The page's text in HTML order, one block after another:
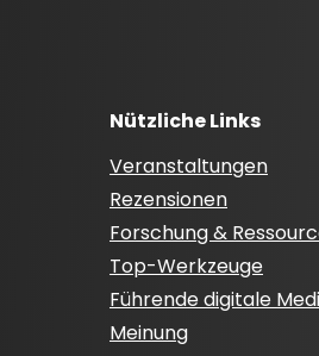
Nützliche Links
Veranstaltungen
Rezensionen
Forschung &
Top-Werkzeuge
Führende digitale
Meinung